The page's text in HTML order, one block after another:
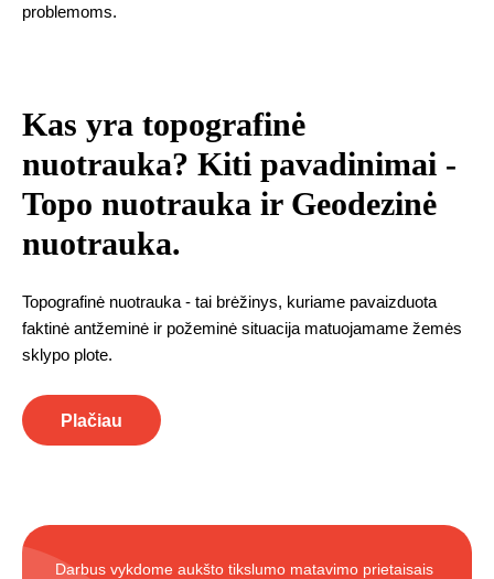
problemoms.
Kas yra topografinė
nuotrauka? Kiti pavadinimai -
Topo nuotrauka ir Geodezinė
nuotrauka.
Topografinė nuotrauka - tai brėžinys, kuriame pavaizduota
faktinė antžeminė ir požeminė situacija matuojamame žemės
sklypo plote.
Plačiau
Darbus vykdome aukšto tikslumo matavimo prietaisais